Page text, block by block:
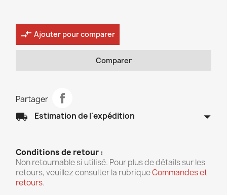
compare_arrows Ajouter pour comparer
Comparer
Partager
local_shipping Estimation de l'expédition arrow_drop_down
Conditions de retour :
Non retournable si utilisé. Pour plus de détails sur les
retours, veuillez consulter la rubriqueCommandes et
retours.